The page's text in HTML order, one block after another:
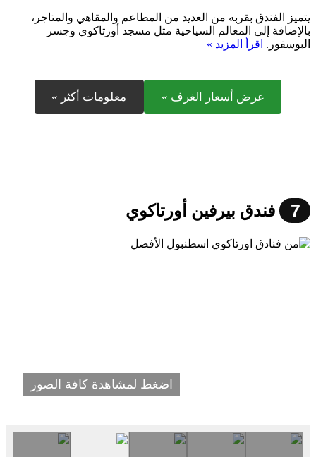
يتميز الفندق بقربه من العديد من المطاعم والمقاهي والمتاجر،
بالإضافة إلى المعالم السياحية مثل مسجد أورتاكوي وجسر
البوسفور. اقرأ المزيد »
عرض أسعار الغرف » معلومات أكثر »
7 فندق بيرفين أورتاكوي
اضغط لمشاهدة كافة الصور